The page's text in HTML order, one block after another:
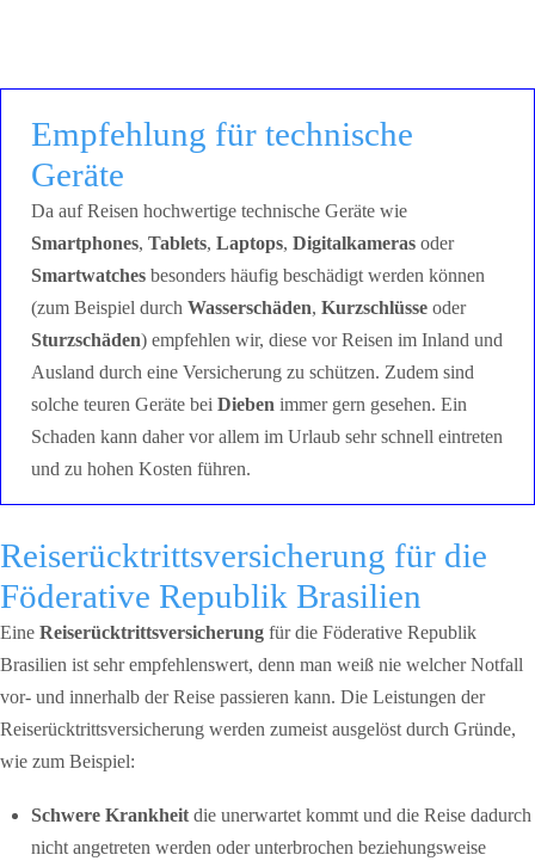
Empfehlung für technische
Geräte
Da auf Reisen hochwertige technische Geräte wie
Smartphones, Tablets, Laptops, Digitalkameras oder
Smartwatches besonders häufig beschädigt werden können
(zum Beispiel durch Wasserschäden, Kurzschlüsse oder
Sturzschäden) empfehlen wir, diese vor Reisen im Inland und
Ausland durch eine Versicherung zu schützen. Zudem sind
solche teuren Geräte bei Dieben immer gern gesehen. Ein
Schaden kann daher vor allem im Urlaub sehr schnell eintreten
und zu hohen Kosten führen.
Reiserücktrittsversicherung für die
Föderative Republik Brasilien
Eine Reiserücktrittsversicherung für die Föderative Republik
Brasilien ist sehr empfehlenswert, denn man weiß nie welcher Notfall
vor- und innerhalb der Reise passieren kann. Die Leistungen der
Reiserücktrittsversicherung werden zumeist ausgelöst durch Gründe,
wie zum Beispiel:
Schwere Krankheitdie unerwartet kommt und die Reise dadurch
nicht angetreten werden oder unterbrochen beziehungsweise